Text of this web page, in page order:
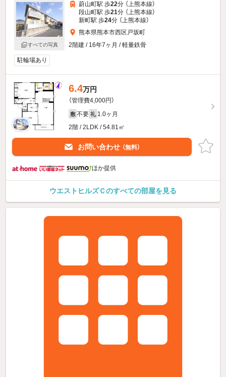
すべての写真
蔚山町駅 歩22分 （上熊本線）
段山町駅 歩21分 （上熊本線）
新町駅 歩24分 （上熊本線）
熊本県熊本市西区戸坂町
2階建 / 16年7ヶ月 / 軽量鉄骨
駐輪場あり
6.4万円
（管理費4,000円）
敷 不要 礼 1.0ヶ月
2階 / 2LDK / 54.81㎡
お問い合わせ （無料）
ほか提供
ウエストヒルズＣのすべての部屋を見る